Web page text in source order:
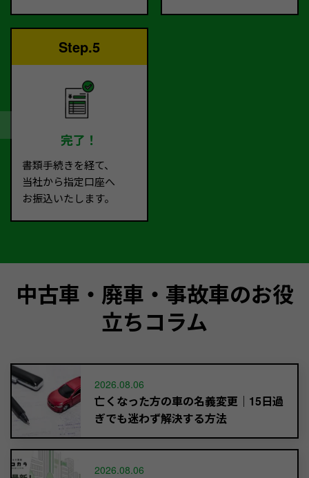
Step.5
完了！
書類手続きを経て、
当社から指定口座へ
お振込いたします。
中古車・廃車・事故車のお役
立ちコラム
2026.08.06
亡くなった方の車の名義変更｜15日過
ぎでも迷わず解決する方法
2026.08.06